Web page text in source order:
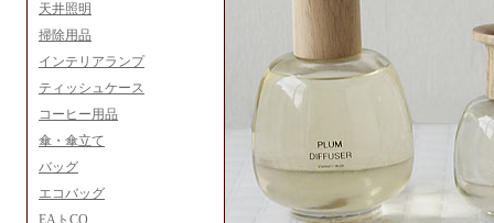
天井照明
掃除用品
インテリアランプ
ティッシュケース
コーヒー用品
傘・傘立て
バッグ
エコバッグ
EAトCO